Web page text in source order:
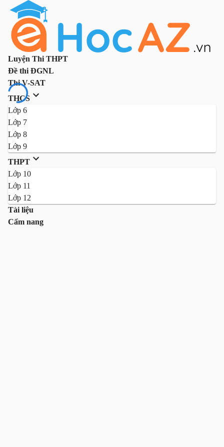
Luyện Thi THPT
Đề thi ĐGNL
Thi V-SAT
THCS
Lớp 6
Lớp 7
Lớp 8
Lớp 9
THPT
Lớp 10
Lớp 11
Lớp 12
Tài liệu
Cẩm nang